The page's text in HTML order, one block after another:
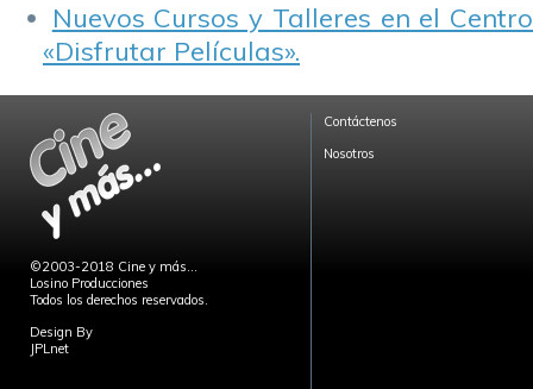
Nuevos Cursos y Talleres en el
«Disfrutar Películas».
©2003-2018 Cine y más...
Losino Producciones
Todos los derechos reservados.
Design By
JPLnet
Contáctenos
Nosotros